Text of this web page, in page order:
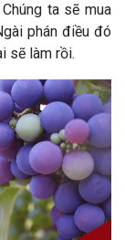
ta sẽ mua
phán điều đó
sẽ làm rồi.